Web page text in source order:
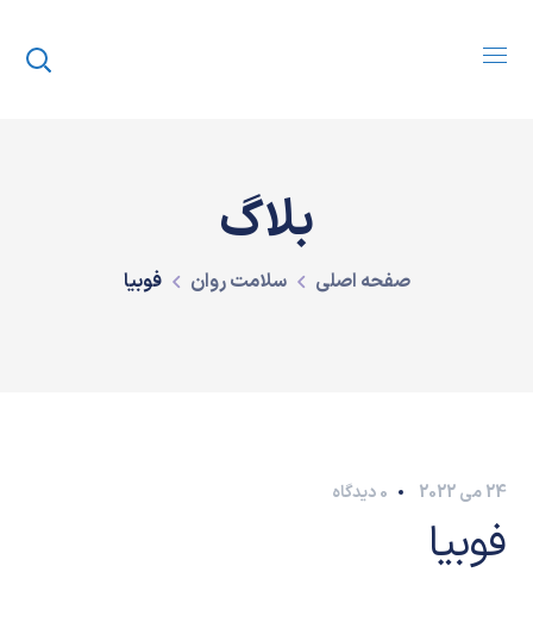
بلاگ
صفحه اصلی سلامت روان فوبیا
24 می 2022 0 دیدگاه
فوبیا